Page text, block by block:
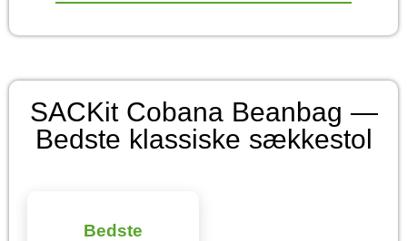
SACKit Cobana Beanbag —
Bedste klassiske sækkestol
Bedste